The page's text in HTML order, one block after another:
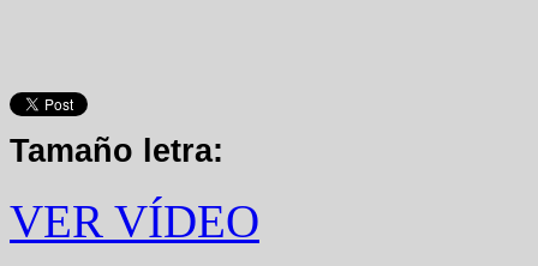
Tamaño letra:
VER VÍDEO